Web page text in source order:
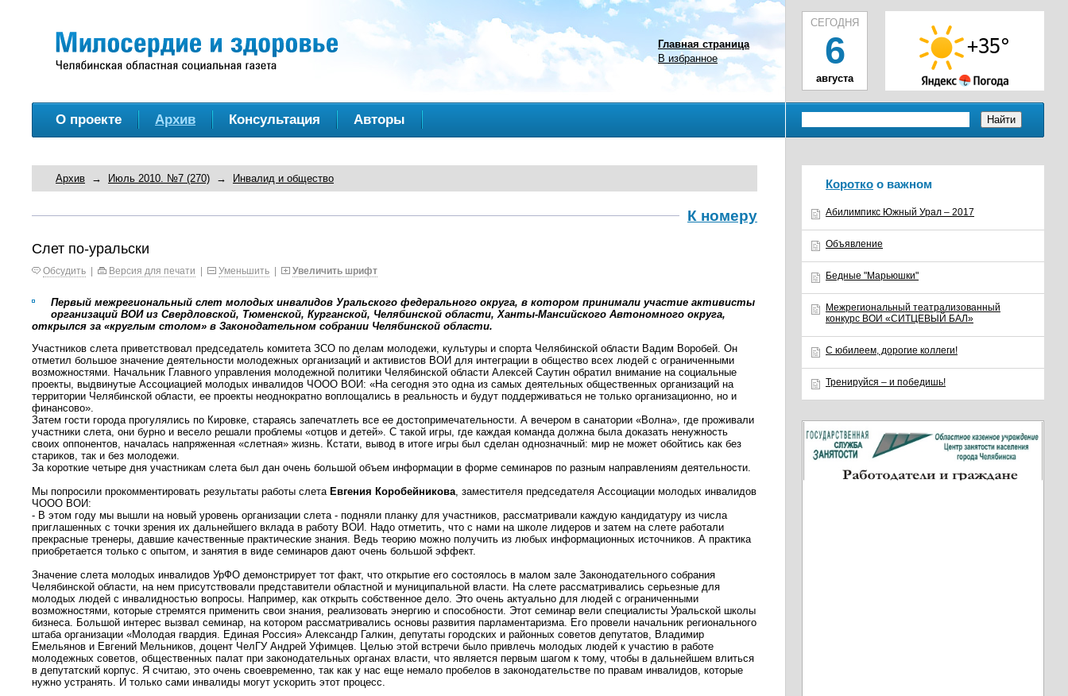
Главная страница
В избранное
СЕГОДНЯ
6
августа
О проекте Архив Консультация Авторы
Архив → Июль 2010. №7 (270) → Инвалид и общество
К номеру
Слет по-уральски
Обсудить Версия для печати Уменьшить Увеличить шрифт
Первый межрегиональный слет молодых инвалидов Уральского федерального округа, в котором принимали участие активисты
организаций ВОИ из Свердловской, Тюменской, Курганской, Челябинской области, Ханты-Мансийского Автономного округа,
открылся за «круглым столом» в Законодательном собрании Челябинской области.
Участников слета приветствовал председатель комитета ЗСО по делам молодежи, культуры и спорта Челябинской области Вадим Воробей. Он
отметил большое значение деятельности молодежных организаций и активистов ВОИ для интеграции в общество всех людей с ограниченными
возможностями. Начальник Главного управления молодежной политики Челябинской области Алексей Саутин обратил внимание на социальные
проекты, выдвинутые Ассоциацией молодых инвалидов ЧООО ВОИ: «На сегодня это одна из самых деятельных общественных организаций на
территории Челябинской области, ее проекты неоднократно воплощались в реальность и будут поддерживаться не только организационно, но и
финансово».
Затем гости города прогулялись по Кировке, стараясь запечатлеть все ее достопримечательности. А вечером в санатории «Волна», где проживали
участники слета, они бурно и весело решали проблемы «отцов и детей». С такой игры, где каждая команда должна была доказать ненужность
своих оппонентов, началась напряженная «слетная» жизнь. Кстати, вывод в итоге игры был сделан однозначный: мир не может обойтись как без
стариков, так и без молодежи.
За короткие четыре дня участникам слета был дан очень большой объем информации в форме семинаров по разным направлениям деятельности.
Мы попросили прокомментировать результаты работы слета Евгения Коробейникова, заместителя председателя Ассоциации молодых инвалидов
ЧООО ВОИ:
- В этом году мы вышли на новый уровень организации слета - подняли планку для участников, рассматривали каждую кандидатуру из числа
приглашенных с точки зрения их дальнейшего вклада в работу ВОИ. Надо отметить, что с нами на школе лидеров и затем на слете работали
прекрасные тренеры, давшие качественные практические знания. Ведь теорию можно получить из любых информационных источников. А практика
приобретается только с опытом, и занятия в виде семинаров дают очень большой эффект.
Значение слета молодых инвалидов УрФО демонстрирует тот факт, что открытие его состоялось в малом зале Законодательного собрания
Челябинской области, на нем присутствовали представители областной и муниципальной власти. На слете рассматривались серьезные для
молодых людей с инвалидностью вопросы. Например, как открыть собственное дело. Это очень актуально для людей с ограниченными
возможностями, которые стремятся применить свои знания, реализовать энергию и способности. Этот семинар вели специалисты Уральской школы
бизнеса. Большой интерес вызвал семинар, на котором рассматривались основы развития парламентаризма. Его провели начальник регионального
штаба организации «Молодая гвардия. Единая Россия» Александр Галкин, депутаты городских и районных советов депутатов, Владимир
Емельянов и Евгений Мельников, доцент ЧелГУ Андрей Уфимцев. Целью этой встречи было привлечь молодых людей к участию в работе
молодежных советов, общественных палат при законодательных органах власти, что является первым шагом к тому, чтобы в дальнейшем влиться
в депутатский корпус. Я считаю, это очень своевременно, так как у нас еще немало пробелов в законодательстве по правам инвалидов, которые
нужно устранять. И только сами инвалиды могут ускорить этот процесс.
Коротко о важном
Абилимпикс Южный Урал – 2017
Объявление
Бедные "Марьюшки"
Межрегиональный театрализованный
конкурс ВОИ «СИТЦЕВЫЙ БАЛ»
С юбилеем, дорогие коллеги!
Тренируйся – и победишь!